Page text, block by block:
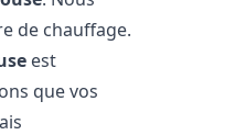
de chauffage.
est
que vos